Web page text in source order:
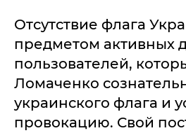
Отсутствие флага
предметом активных
пользователей,
Ломаченко
украинского флага и
провокацию. Свой